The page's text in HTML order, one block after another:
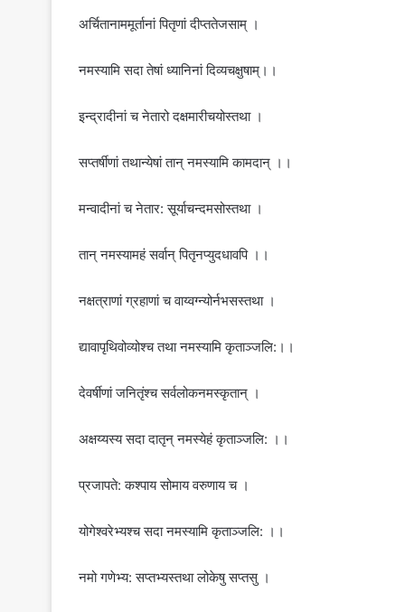
अर्चितानाममूर्तानां पितृणां दीप्ततेजसाम् ।
नमस्यामि सदा तेषां ध्यानिनां दिव्यचक्षुषाम्।।
इन्द्रादीनां च नेतारो दक्षमारीचयोस्तथा ।
सप्तर्षीणां तथान्येषां तान् नमस्यामि कामदान् ।।
मन्वादीनां च नेतार: सूर्याचन्दमसोस्तथा ।
तान् नमस्यामहं सर्वान् पितृनप्युदधावपि ।।
नक्षत्राणां ग्रहाणां च वाय्वग्न्योर्नभसस्तथा ।
द्यावापृथिवोव्योश्च तथा नमस्यामि कृताञ्जलि:।।
देवर्षीणां जनितृंश्च सर्वलोकनमस्कृतान् ।
अक्षय्यस्य सदा दातृन् नमस्येहं कृताञ्जलि: ।।
प्रजापते: कश्पाय सोमाय वरुणाय च ।
योगेश्वरेभ्यश्च सदा नमस्यामि कृताञ्जलि: ।।
नमो गणेभ्य: सप्तभ्यस्तथा लोकेषु सप्तसु ।